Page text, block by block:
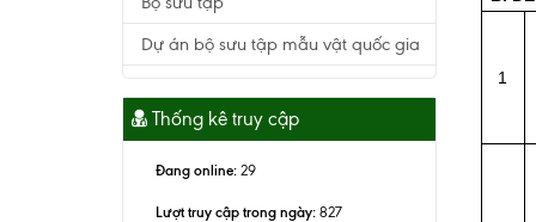
1
Dự án bộ sưu tập mẫu vật quốc gia
Thống kê truy cập
Đang online: 29
Lượt truy cập trong ngày: 827